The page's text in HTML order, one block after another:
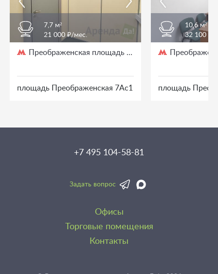
7,7 м²
21 000 ₽/мес.
Преображенская площадь / 3 мин. пешком
площадь Преображенская 7Ас1
10,6 м²
32 100 ₽/
площадь
+7 495 104-58-81
Задать вопрос
Офисы
Торговые помещения
Контакты